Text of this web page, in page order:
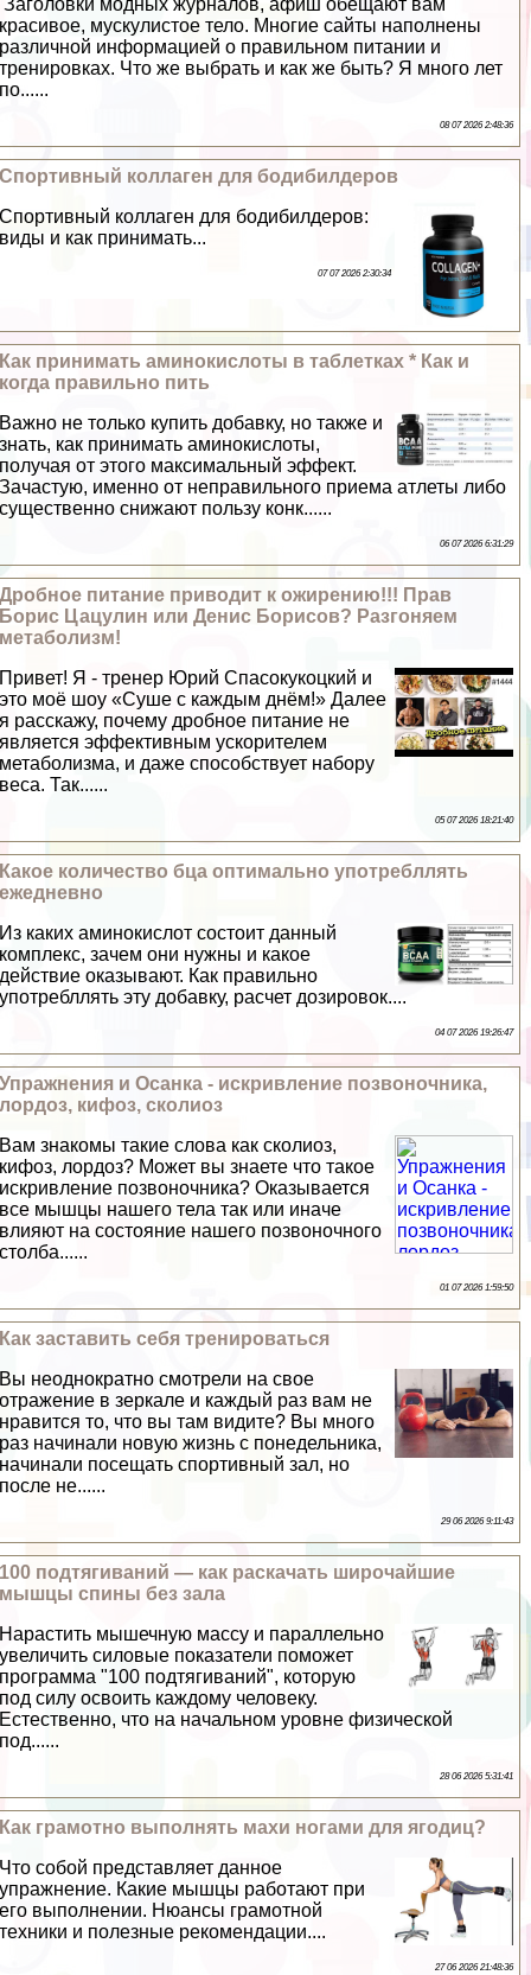
Заголовки модных журналов, афиш обещают вам
красивое, мускулистое тело. Многие сайты наполнены
различной информацией о правильном питании и
тренировках. Что же выбрать и как же быть? Я много лет
по......
08 07 2026 2:48:36
Спортивный коллаген для бодибилдеров
Спортивный коллаген для бодибилдеров:
виды и как принимать...
07 07 2026 2:30:34
Как принимать аминокислоты в таблетках * Как и
когда правильно пить
Важно не только купить добавку, но также и
знать, как принимать аминокислоты,
получая от этого максимальный эффект.
Зачастую, именно от неправильного приема атлеты либо
существенно снижают пользу конк......
06 07 2026 6:31:29
Дробное питание приводит к ожирению!!! Прав
Борис Цацулин или Денис Борисов? Разгоняем
метаболизм!
Привет! Я - тренер Юрий Спасокукоцкий и
это моё шоу «Суше с каждым днём!» Далее
я расскажу, почему дробное питание не
является эффективным ускорителем
метаболизма, и даже способствует набору
веса. Так......
05 07 2026 18:21:40
Какое количество бца оптимально употрeбллять
ежедневно
Из каких аминокислот состоит данный
комплекс, зачем они нужны и какое
действие оказывают. Как правильно
употрeбллять эту добавку, расчет дозировок....
04 07 2026 19:26:47
Упражнения и Осанка - искривление позвоночника,
лордоз, кифоз, сколиоз
Вам знакомы такие слова как сколиоз,
кифоз, лордоз? Может вы знаете что такое
искривление позвоночника? Оказывается
все мышцы нашего тела так или иначе
влияют на состояние нашего позвоночного
столба......
01 07 2026 1:59:50
Как заставить себя тренироваться
Вы неоднократно смотрели на свое
отражение в зеркале и каждый раз вам не
нравится то, что вы там видите? Вы много
раз начинали новую жизнь с понедельника,
начинали посещать спортивный зал, но
после не......
29 06 2026 9:11:43
100 подтягиваний — как раскачать широчайшие
мышцы спины без зала
Нарастить мышечную массу и параллельно
увеличить силовые показатели поможет
программа "100 подтягиваний", которую
под силу освоить каждому человеку.
Естественно, что на начальном уровне физической
под......
28 06 2026 5:31:41
Как грамотно выполнять махи ногами для ягoдиц?
Что собой представляет данное
упражнение. Какие мышцы работают при
его выполнении. Нюансы грамотной
техники и полезные рекомендации....
27 06 2026 21:48:36